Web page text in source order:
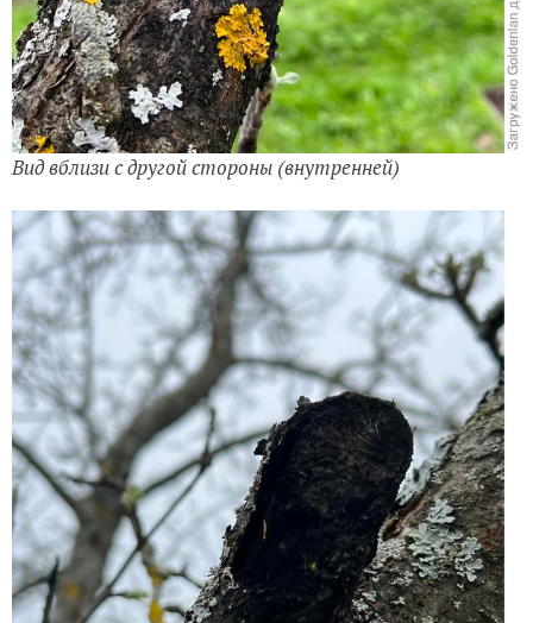
Вид вблизи с другой стороны (внутренней)